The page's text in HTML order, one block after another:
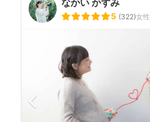
5 (322)女性